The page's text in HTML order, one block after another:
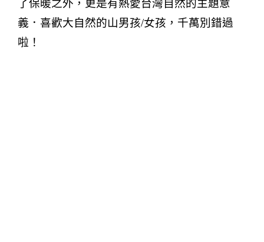
了保暖之外，更是有熱愛台灣自然的主題意
義．喜歡大自然的山男孩/女孩，千萬別錯過
啦！